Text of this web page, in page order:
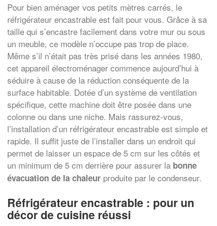
Pour bien aménager vos petits mètres carrés, le
réfrigérateur encastrable est fait pour vous. Grâce à sa
taille qui s’encastre facilement dans votre mur ou sous
un meuble, ce modèle n’occupe pas trop de place.
Même s’il n’était pas très prisé dans les années 1980,
cet appareil électroménager commence aujourd’hui à
séduire à cause de la réduction conséquente de la
surface habitable. Dotée d’un système de ventilation
spécifique, cette machine doit être posée dans une
colonne ou dans une niche. Mais rassurez-vous,
l’installation d’un réfrigérateur encastrable est simple et
rapide. Il suffit juste de l’installer dans un endroit qui
permet de laisser un espace de 5 cm sur les côtés et
un minimum de 5 cm derrière pour assurer la bonne
évacuation de la chaleur produite par le condenseur.
Réfrigérateur encastrable : pour un
décor de cuisine réussi